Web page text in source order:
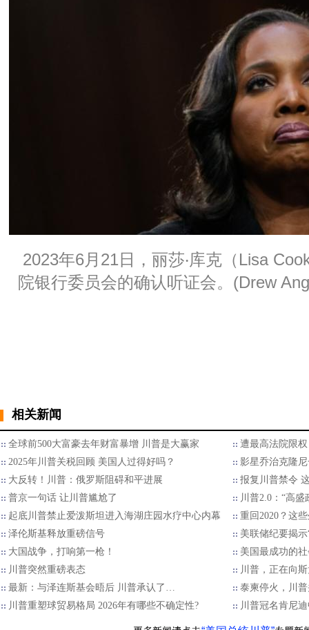
2023年6月21日，丽莎‧库克（Lisa
院银行委员会的确认听证会。(Drew
相关新闻
全球前500大富豪去年财富暴增 川普是大赢家
遭最高法院限
2025年川普关税回顾 美国人过得好吗？
影星乔治克隆
大反转！川普：俄罗斯阻碍和平进展
报复川普禁令
普京一句话 让川普尴尬了
川普2.0：“高盛
起底川普禁止爱泼斯坦进入海湖庄园水疗中心内幕
重回2020？这
泽伦斯基释放重磅信号
美联储纪要揭
大国战争，打响第一枪！
美国最成功的
川普突然重磅表态
川普，正在向
最新：与泽连斯基会晤后 川普承认了…
泰柬停火，川
川普重塑球贸易格局 2026年有哪些不确定性?
川普冠名肯尼